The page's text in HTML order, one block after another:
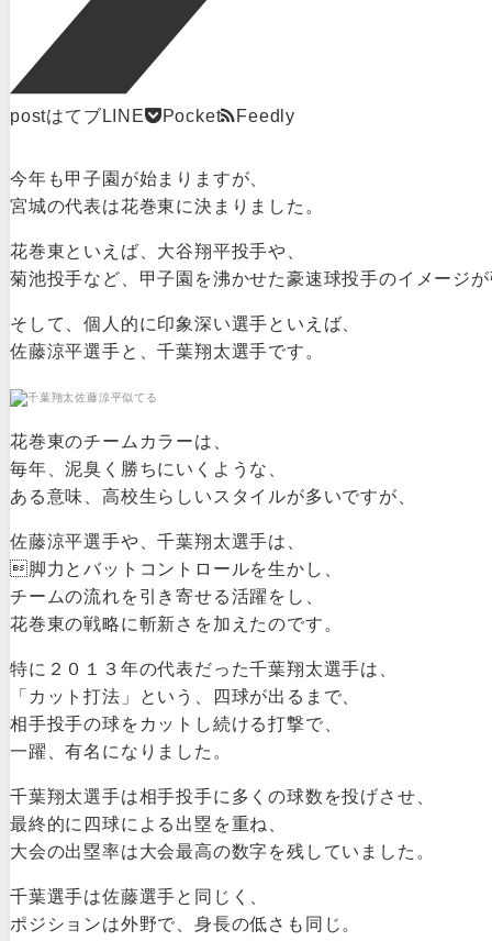
postはてブ LINE Pocket Feedly
今年も甲子園が始まりますが、
宮城の代表は花巻東に決まりました。
花巻東といえば、大谷翔平投手や、
菊池投手など、甲子園を沸かせた豪速球投手のイメージ
そして、個人的に印象深い選手といえば、
佐藤涼平選手と、千葉翔太選手です。
花巻東のチームカラーは、
毎年、泥臭く勝ちにいくような、
ある意味、高校生らしいスタイルが多いですが、
佐藤涼平選手や、千葉翔太選手は、
脚力とバットコントロールを生かし、
チームの流れを引き寄せる活躍をし、
花巻東の戦略に斬新さを加えたのです。
特に２０１３年の代表だった千葉翔太選手は、
「カット打法」という、四球が出るまで、
相手投手の球をカットし続ける打撃で、
一躍、有名になりました。
千葉翔太選手は相手投手に多くの球数を投げさせ、
最終的に四球による出塁を重ね、
大会の出塁率は大会最高の数字を残していました。
千葉選手は佐藤選手と同じく、
ポジションは外野で、身長の低さも同じ。